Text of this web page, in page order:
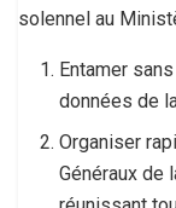
solennel au
Entamer
données de
Organiser
Généraux de